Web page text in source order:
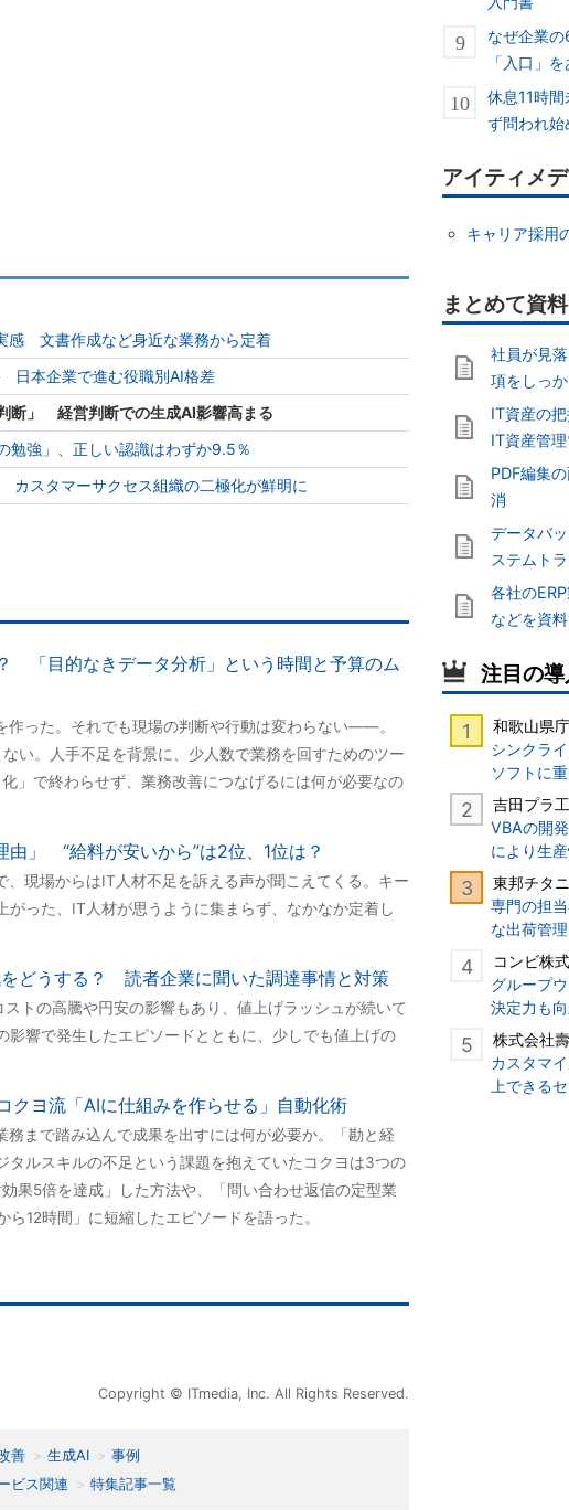
感 文書作成など身近な業務から定着
日本企業で進む役職別AI格差
断」 経営判断での生成AI影響高まる
勉強」、正しい認識はわずか9.5％
スタマーサクセス組織の二極化が鮮明に
「目的なきデータ分析」という時間と予算のム
作った。それでも現場の判断や行動は変わらない――。
い。人手不足を背景に、少人数で業務を回すためのツー
」で終わらせず、業務改善につなげるには何が必要なの
由」 “給料が安いから”は2位、1位は？
現場からはIT人材不足を訴える声が聞こえてくる。キー
がった、IT人材が思うように集まらず、なかなか定着し
どうする？ 読者企業に聞いた調達事情と対策
トの高騰や円安の影響もあり、値上げラッシュが続いて
影響で発生したエピソードとともに、少しでも値上げの
ヨ流「AIに仕組みを作らせる」自動化術
まで踏み込んで成果を出すには何が必要か。「勘と経
タルスキルの不足という課題を抱えていたコクヨは3つの
果5倍を達成」した方法や、「問い合わせ返信の定型業
12時間」に短縮したエピソードを語った。
Copyright © ITmedia, Inc. All Rights Reserved.
善 生成AI
事例
ビス関連 特集記事一覧
なぜ企業
「入口」
休息11時
ず問われ始
アイティメ
キャリア採用
社員が見
項をしっ
IT資産の
IT資産管
PDF編集
消
データバ
ステムト
各社の
などを資